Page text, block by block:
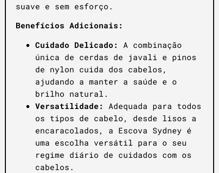
suave e sem esforço.
Benefícios Adicionais:
Cuidado Delicado:
A combinação
única de cerdas de javali e pinos
de nylon cuida dos cabelos,
ajudando a manter a saúde e o
brilho natural.
Versatilidade:
Adequada para todos
os tipos de cabelo, desde lisos a
encaracolados, a Escova Sydney é
uma escolha versátil para o seu
regime diário de cuidados com os
cabelos.